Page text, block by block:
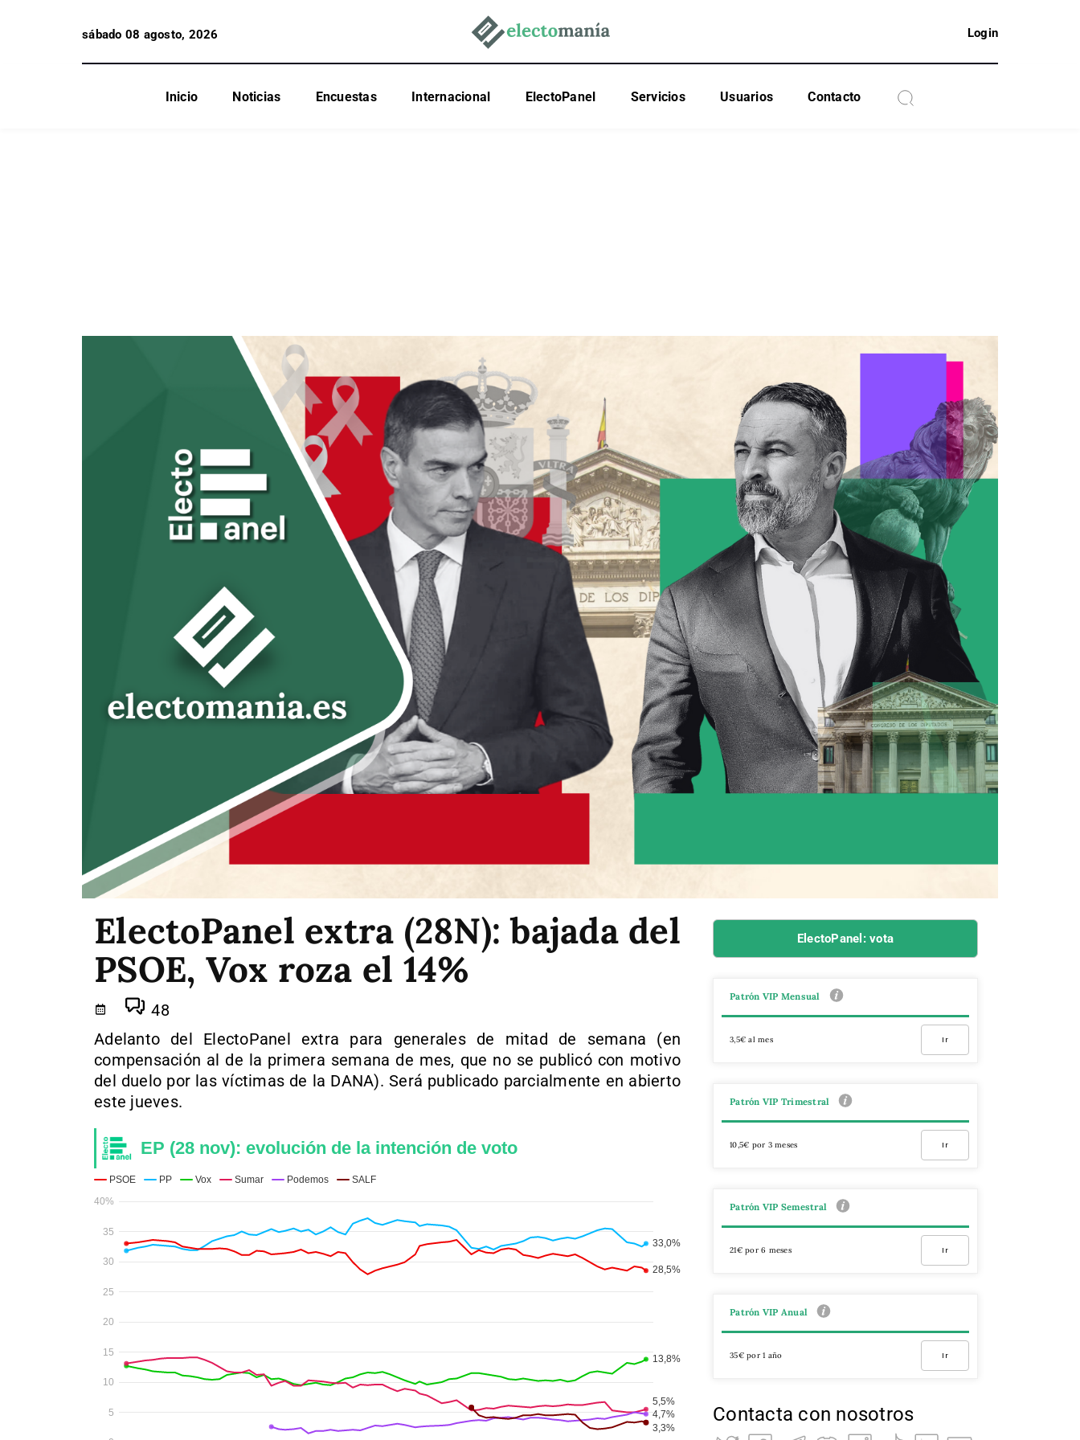
sábado 08 agosto, 2026 Login
Inicio Noticias Encuestas Internacional ElectoPanel Servicios Usuarios Contacto
ElectoPanel extra (28N): bajada del
PSOE, Vox roza el 14%
48
Adelanto del ElectoPanel extra para generales de mitad de semana (en
compensación al de la primera semana de mes, que no se publicó con motivo
del duelo por las víctimas de la DANA). Será publicado parcialmente en abierto
este jueves.
ElectoPanel: vota
Patrón VIP Mensual
3,5€ al mes Ir
Patrón VIP Trimestral
10,5€ por 3 meses Ir
Patrón VIP Semestral
21€ por 6 meses Ir
Patrón VIP Anual
35€ por 1 año Ir
Contacta con nosotros